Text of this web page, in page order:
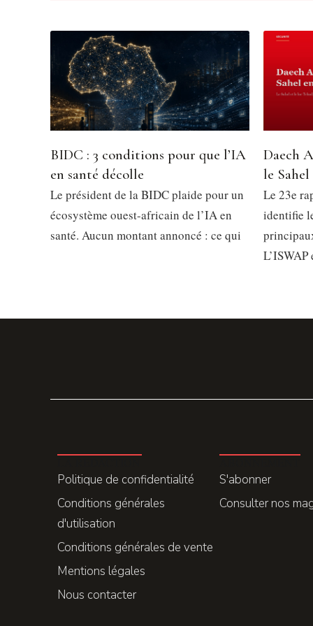
BIDC : 3 conditions pour que l’IA
en santé décolle
Le président de la BIDC plaide pour un
écosystème ouest-africain de l’IA en
santé. Aucun montant annoncé : ce qui
Daech
le
Le 23e
identifie
L’ISWAP
Politique de confidentialité
Conditions générales
d'utilisation
Conditions générales de vente
Mentions légales
Nous contacter
S'abonner
Consulter nos